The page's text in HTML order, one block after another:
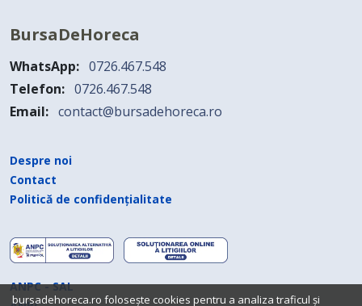
bursadehoreca.ro folosește cookies pentru a analiza traficul și
BursaDeHoreca
WhatsApp: 0726.467.548
Telefon: 0726.467.548
Email: contact@bursadehoreca.ro
Despre noi
Contact
Politică de confidențialitate
ANPC - SAL